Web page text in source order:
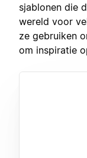
sjablonen die
wereld voor
ze gebruiken
om inspiratie